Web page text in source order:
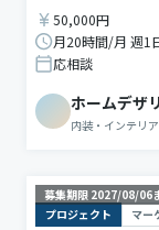
50,000円
月20時間/月 週1
応相談
ホームデザ
内装・インテリ
募集期限 2027/08/06
プロジェクト
マー